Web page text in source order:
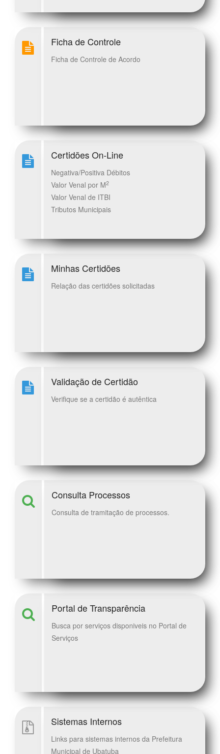
Ficha de Controle
Ficha de Controle de Acordo
Certidões On-Line
Negativa/Positiva Débitos
Valor Venal por M2
Valor Venal de ITBI
Tributos Municipais
Minhas Certidões
Relação das certidões solicitadas
Validação de Certidão
Verifique se a certidão é autêntica
Consulta Processos
Consulta de tramitação de processos.
Portal de Transparência
Busca por serviços disponiveis no Portal de
Serviços
Sistemas Internos
Links para sistemas internos da Prefeitura
Municipal de Ubatuba